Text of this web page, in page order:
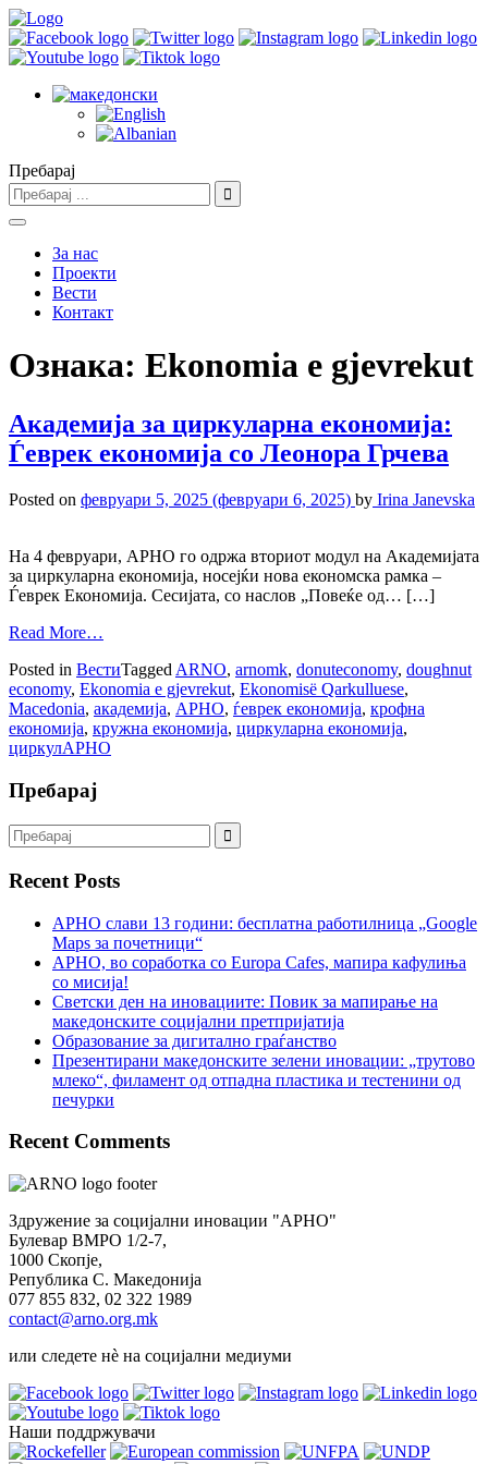
Пребарај
За нас
Проекти
Вести
Контакт
Ознака: Ekonomia e gjevrekut
Академија за циркуларна економија:
Ѓеврек eкономија со Леонора Грчева
Posted on февруари 5, 2025 (февруари 6, 2025) by Irina Janevska
На 4 февруари, АРНО го одржа вториот модул на Академијата
за циркуларна економија, носејќи нова економска рамка –
Ѓеврек Економија. Сесијата, со наслов „Повеќе од… […]
Read More…
Posted in ВестиTagged ARNO, arnomk, donuteconomy, doughnut
economy, Ekonomia e gjevrekut, Ekonomisë Qarkulluese,
Macedonia, академија, АРНО, ѓеврек економија, крофна
економија, кружна економија, циркуларна економија,
циркулАРНО
Пребарај
Recent Posts
АРНО слави 13 години: бесплатна работилница „Google
Maps за почетници“
АРНО, во соработка со Europa Cafes, мапира кафулиња
со мисија!
Светски ден на иновациите: Повик за мапирање на
македонските социјални претпријатија
Образование за дигитално граѓанство
Презентирани македонските зелени иновации: „трутово
млеко“, филамент од отпадна пластика и тестенини од
печурки
Recent Comments
Здружение за социјални иновации "АРНО"
Булевар ВМРО 1/2-7,
1000 Скопје,
Република С. Македонија
077 855 832, 02 322 1989
contact@arno.org.mk
или следете нѐ на социјални медиуми
Наши поддржувачи